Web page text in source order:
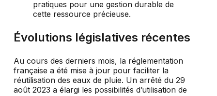
Évolutions législatives récentes
Au cours des derniers mois, la réglementation
française a été mise à jour pour faciliter la
réutilisation des eaux de pluie. Un arrêté du 29
août 2023 a élargi les possibilités d’utilisation de